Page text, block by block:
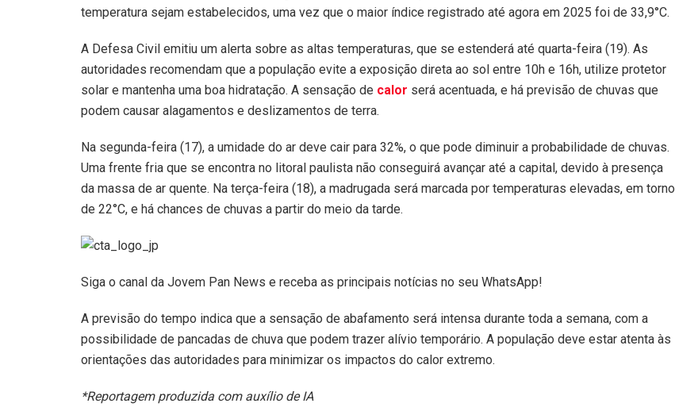
temperatura sejam estabelecidos, uma vez que o maior índice registrado até agora em 2025 foi de 33,9°C.
A Defesa Civil emitiu um alerta sobre as altas temperaturas, que se estenderá até quarta-feira (19). As
autoridades recomendam que a população evite a exposição direta ao sol entre 10h e 16h, utilize protetor
solar e mantenha uma boa hidratação. A sensação de calor será acentuada, e há previsão de chuvas que
podem causar alagamentos e deslizamentos de terra.
Na segunda-feira (17), a umidade do ar deve cair para 32%, o que pode diminuir a probabilidade de chuvas.
Uma frente fria que se encontra no litoral paulista não conseguirá avançar até a capital, devido à presença
da massa de ar quente. Na terça-feira (18), a madrugada será marcada por temperaturas elevadas, em torno
de 22°C, e há chances de chuvas a partir do meio da tarde.
Siga o canal da Jovem Pan News e receba as principais notícias no seu WhatsApp!
A previsão do tempo indica que a sensação de abafamento será intensa durante toda a semana, com a
possibilidade de pancadas de chuva que podem trazer alívio temporário. A população deve estar atenta às
orientações das autoridades para minimizar os impactos do calor extremo.
*Reportagem produzida com auxílio de IA